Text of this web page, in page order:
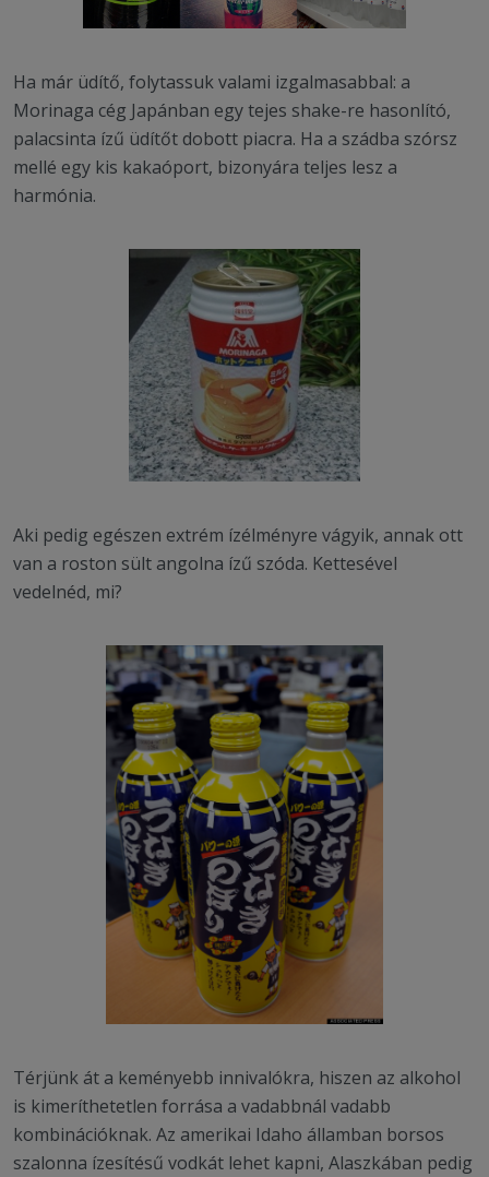
Ha már üdítő, folytassuk valami izgalmasabbal: a
Morinaga cég Japánban egy tejes shake-re hasonlító,
palacsinta ízű üdítőt dobott piacra. Ha a szádba szórsz
mellé egy kis kakaóport, bizonyára teljes lesz a
harmónia.
Aki pedig egészen extrém ízélményre vágyik, annak ott
van a roston sült angolna ízű szóda. Kettesével
vedelnéd, mi?
Térjünk át a keményebb innivalókra, hiszen az alkohol
is kimeríthetetlen forrása a vadabbnál vadabb
kombinációknak. Az amerikai Idaho államban borsos
szalonna ízesítésű vodkát lehet kapni, Alaszkában pedig